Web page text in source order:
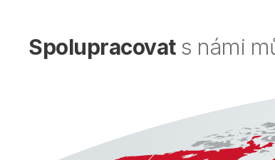
Spolupracovats námi